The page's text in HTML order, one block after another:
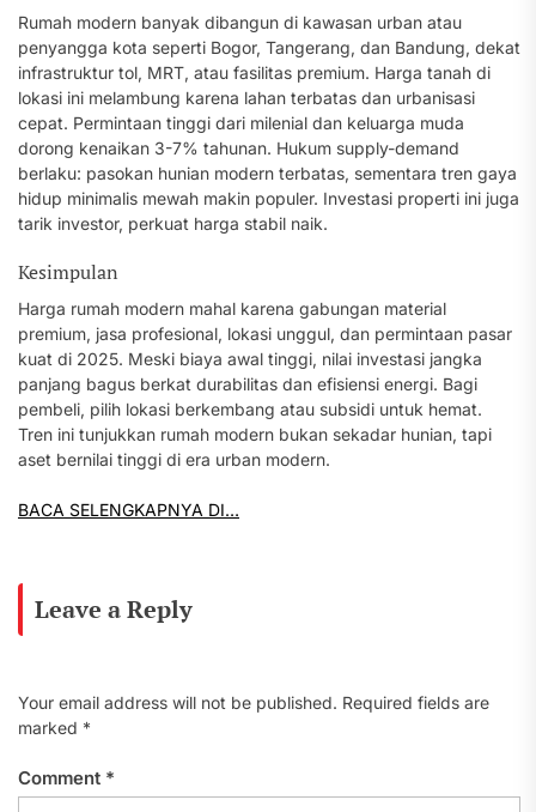
Rumah modern banyak dibangun di kawasan urban atau
penyangga kota seperti Bogor, Tangerang, dan Bandung, dekat
infrastruktur tol, MRT, atau fasilitas premium. Harga tanah di
lokasi ini melambung karena lahan terbatas dan urbanisasi
cepat. Permintaan tinggi dari milenial dan keluarga muda
dorong kenaikan 3-7% tahunan. Hukum supply-demand
berlaku: pasokan hunian modern terbatas, sementara tren gaya
hidup minimalis mewah makin populer. Investasi properti ini juga
tarik investor, perkuat harga stabil naik.
Kesimpulan
Harga rumah modern mahal karena gabungan material
premium, jasa profesional, lokasi unggul, dan permintaan pasar
kuat di 2025. Meski biaya awal tinggi, nilai investasi jangka
panjang bagus berkat durabilitas dan efisiensi energi. Bagi
pembeli, pilih lokasi berkembang atau subsidi untuk hemat.
Tren ini tunjukkan rumah modern bukan sekadar hunian, tapi
aset bernilai tinggi di era urban modern.
BACA SELENGKAPNYA DI…
Leave a Reply
Your email address will not be published. Required fields are
marked *
Comment *